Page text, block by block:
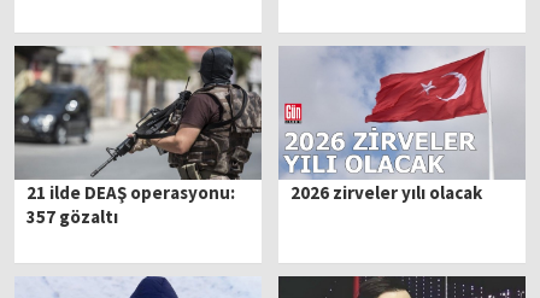
21 ilde DEAŞ operasyonu:
357 gözaltı
2026 zirveler yılı olacak